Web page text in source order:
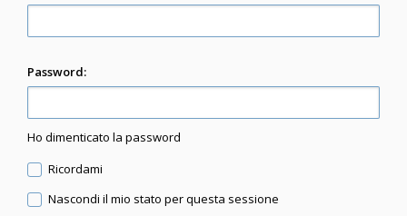
Password:
Ho dimenticato la password
Ricordami
Nascondi il mio stato per questa sessione